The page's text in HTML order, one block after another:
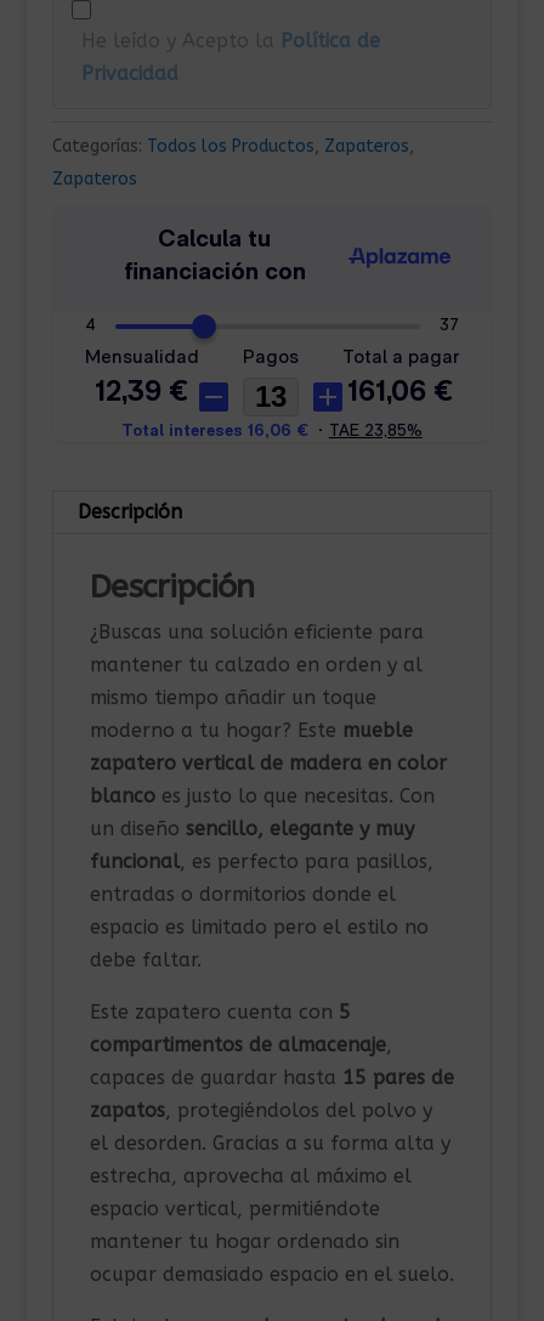
cantidad
He leído y Acepto la Política de
Privacidad
Categorías: Todos los Productos, Zapateros,
Zapateros
Descripción
Descripción
¿Buscas una solución eficiente para
mantener tu calzado en orden y al
mismo tiempo añadir un toque
moderno a tu hogar? Este mueble
zapatero vertical de madera en color
blancoes justo lo que necesitas. Con
un diseño sencillo, elegante y muy
funcional, es perfecto para pasillos,
entradas o dormitorios donde el
espacio es limitado pero el estilo no
debe faltar.
Este zapatero cuenta con 5
compartimentos de almacenaje,
capaces de guardar hasta 15 pares de
zapatos, protegiéndolos del polvo y
el desorden. Gracias a su forma alta y
estrecha, aprovecha al máximo el
espacio vertical, permitiéndote
mantener tu hogar ordenado sin
ocupar demasiado espacio en el suelo.